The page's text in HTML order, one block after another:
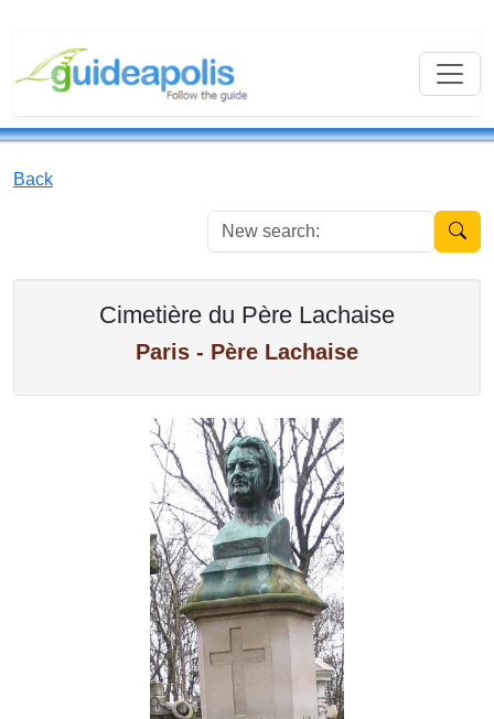
Back
New
Cimetière du Père Lachaise
Paris - Père Lachaise